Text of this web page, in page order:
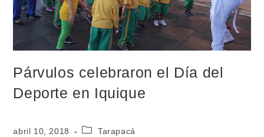
Párvulos celebraron el Día del
Deporte en Iquique
abril 10, 2018 Tarapacá